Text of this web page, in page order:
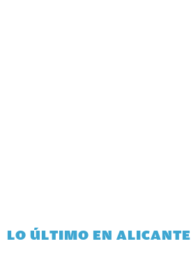
LO ÚLTIMO EN ALICANTE